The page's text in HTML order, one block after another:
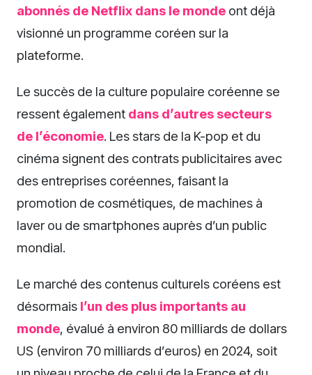
abonnés de Netflix dans le monde ont déjà
visionné un programme coréen sur la
plateforme.
Le succès de la culture populaire coréenne se
ressent également dans d’autres secteurs
de l’économie. Les stars de la K-pop et du
cinéma signent des contrats publicitaires avec
des entreprises coréennes, faisant la
promotion de cosmétiques, de machines à
laver ou de smartphones auprès d’un public
mondial.
Le marché des contenus culturels coréens est
désormais l’un des plus importants au
monde, évalué à environ 80 milliards de dollars
US (environ 70 milliards d’euros) en 2024, soit